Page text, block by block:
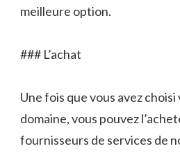
meilleure option.
### L’achat
Une fois que vous avez
domaine, vous pouvez
fournisseurs de services de